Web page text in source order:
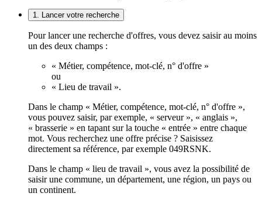
1. Lancer votre recherche
Pour lancer une recherche d'offres, vous devez saisir au moins
un des deux champs :
« Métier, compétence, mot-clé, n° d'offre »
ou
« Lieu de travail ».
Dans le champ « Métier, compétence, mot-clé, n° d'offre »,
vous pouvez saisir, par exemple, « serveur », « anglais »,
« brasserie » en tapant sur la touche « entrée » entre chaque
mot. Vous recherchez une offre précise ? Saisissez
directement sa référence, par exemple 049RSNK.
Dans le champ « lieu de travail », vous avez la possibilité de
saisir une commune, un département, une région, un pays ou
un continent.